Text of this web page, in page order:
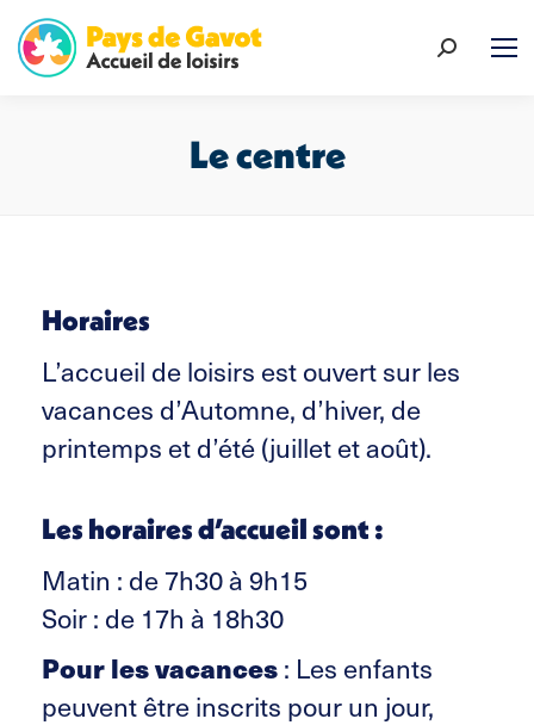
Le centre
Horaires
L’accueil de loisirs est ouvert sur les
vacances d’Automne, d’hiver, de
printemps et d’été (juillet et août).
Les horaires d’accueil sont :
Matin : de 7h30 à 9h15
Soir : de 17h à 18h30
Pour les vacances : Les enfants
peuvent être inscrits pour un jour,